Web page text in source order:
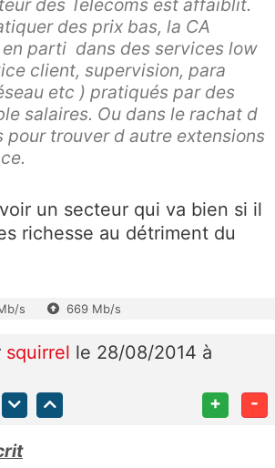
des prix bas, la CA
parti dans des services low
client, supervision, para
etc ) pratiqués par des
salaires. Ou dans le rachat d
pour trouver d autre extensions
un secteur qui va bien si il
richesse au détriment du
s 669 Mb/s
squirrel le 28/08/2014 à
+ -